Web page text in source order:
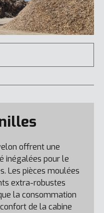
7
7
offrent une
inégalées pour le
Les pièces moulées
extra-robustes
la consommation
de la cabine